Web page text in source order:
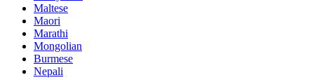
Maltese
Maori
Marathi
Mongolian
Burmese
Nepali